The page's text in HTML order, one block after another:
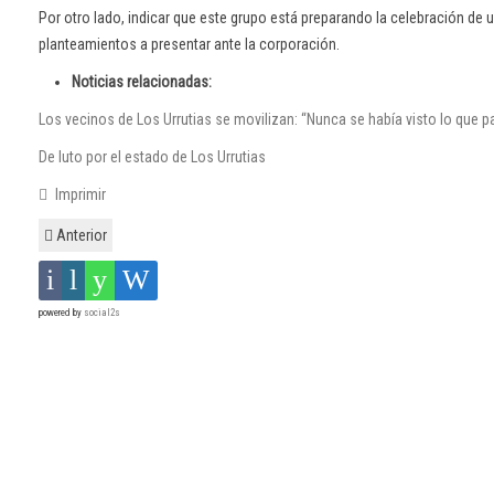
Por otro lado, indicar que este grupo está preparando la celebración de
planteamientos a presentar ante la corporación.
Noticias relacionadas:
Los vecinos de Los Urrutias se movilizan: “Nunca se había visto lo que
De luto por el estado de Los Urrutias
Imprimir
Anterior
powered by social2s